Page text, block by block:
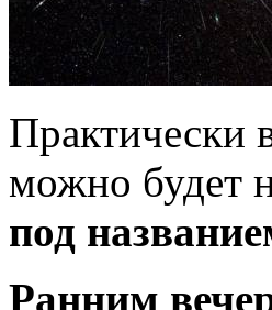
Практически
можно будет
под
Ранним